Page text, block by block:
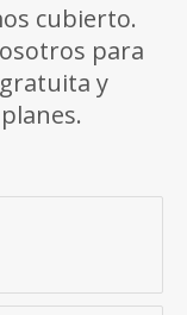
cubierto.
para
y